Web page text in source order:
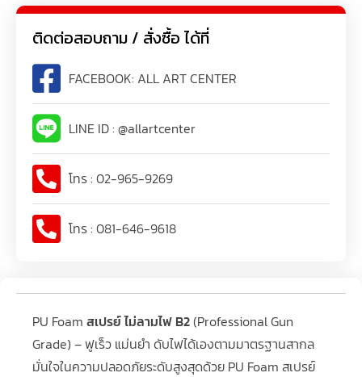
ติดต่อสอบถาม / สั่งซื้อ ได้ที่
FACEBOOK: ALL ART CENTER
LINE ID : @allartcenter
โทร : 02-965-9269
โทร : 081-646-9618
PU Foam สเปรย์ ไม่ลามไฟ B2(Professional Gun
Grade) – ฟูเร็ว แม่นยำ ดับไฟได้เองตามมาตรฐานสากล
มั่นใจในความปลอดภัยระดับสูงสุดด้วย PU Foam สเปรย์